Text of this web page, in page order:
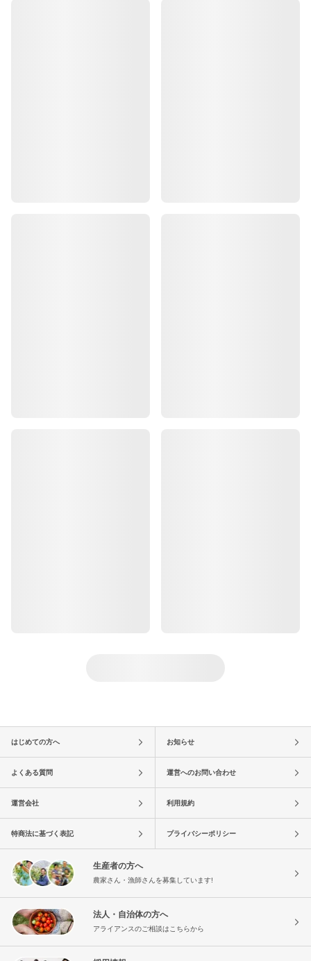
はじめての方へ お知らせ
よくある質問 運営へのお問い合わせ
運営会社 利用規約
特商法に基づく表記 プライバシーポリシー
生産者の方へ
農家さん・漁師さんを募集しています!
法人・自治体の方へ
アライアンスのご相談はこちらから